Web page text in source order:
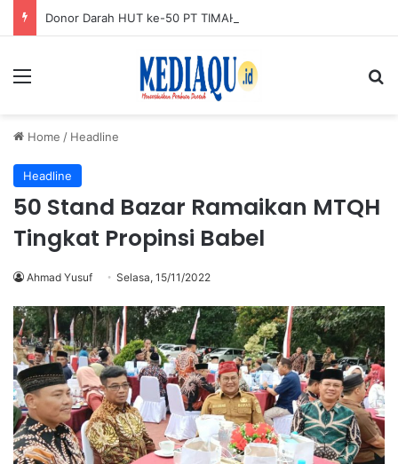
Menu
Home / Headline
Headline
50 Stand Bazar Ramaikan MTQH
Tingkat Propinsi Babel
Ahmad Yusuf Selasa, 15/11/2022